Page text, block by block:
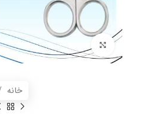
برای بزرگنمایی کلیک کنید
خانه